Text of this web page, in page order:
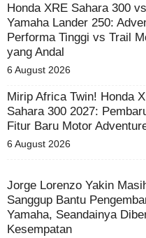
Honda XRE Sahara 300 vs
Yamaha Lander 250:
Performa Tinggi vs Trail
yang Andal
6 August 2026
Mirip Africa Twin! Honda
Sahara 300 2027:
Fitur Baru Motor
6 August 2026
Jorge Lorenzo Yakin
Sanggup Bantu
Yamaha, Seandainya
Kesempatan